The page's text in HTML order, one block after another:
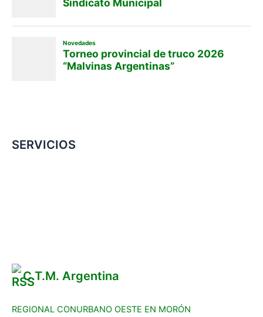
SERVICIOS
C.T.M. Argentina
REGIONAL CONURBANO OESTE EN MORÓN